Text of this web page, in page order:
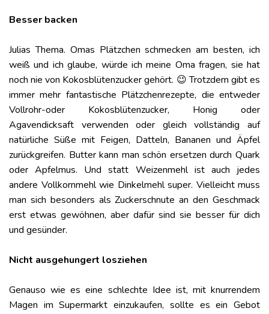
Besser backen
Julias Thema. Omas Plätzchen schmecken am besten, ich
weiß und ich glaube, würde ich meine Oma fragen, sie hat
noch nie von Kokosblütenzucker gehört. 😉 Trotzdem gibt es
immer mehr fantastische Plätzchenrezepte, die entweder
Vollrohr-oder Kokosblütenzucker, Honig oder
Agavendicksaft verwenden oder gleich vollständig auf
natürliche Süße mit Feigen, Datteln, Bananen und Äpfel
zurückgreifen. Butter kann man schön ersetzen durch Quark
oder Apfelmus. Und statt Weizenmehl ist auch jedes
andere Vollkornmehl wie Dinkelmehl super. Vielleicht muss
man sich besonders als Zuckerschnute an den Geschmack
erst etwas gewöhnen, aber dafür sind sie besser für dich
und gesünder.
Nicht ausgehungert losziehen
Genauso wie es eine schlechte Idee ist, mit knurrendem
Magen im Supermarkt einzukaufen, sollte es ein Gebot